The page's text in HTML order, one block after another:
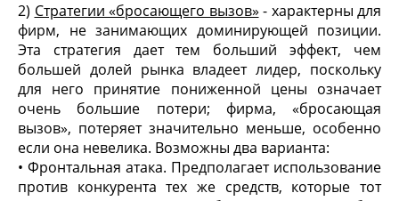
2) Стратегии «бросающего вызов» - характерны для
фирм, не занимающих доминирующей позиции.
Эта стратегия дает тем больший эффект, чем
большей долей рынка владеет лидер, поскольку
для него принятие пониженной цены означает
очень большие потери; фирма, «бросающая
вызов», потеряет значительно меньше, особенно
если она невелика. Возможны два варианта:
• Фронтальная атака. Предполагает использование
против конкурента тех же средств, которые тот